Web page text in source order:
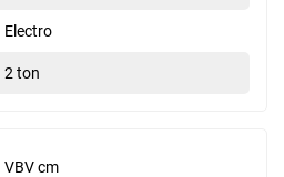
Electro
2 ton
VBV cm